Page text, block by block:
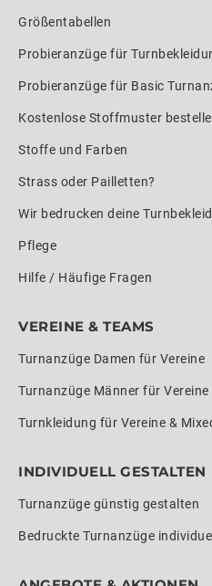
Größentabellen
Probieranzüge für
Probieranzüge für Basic
Kostenlose Stoffmuster
Stoffe und Farben
Strass oder Pailletten?
Wir bedrucken deine
Pflege
Hilfe / Häufige Fragen
VEREINE & TEAMS
Turnanzüge Damen für Vereine
Turnanzüge Männer für Vereine
Turnkleidung für Vereine &
INDIVIDUELL GESTALTEN
Turnanzüge günstig gestalten
Bedruckte Turnanzüge